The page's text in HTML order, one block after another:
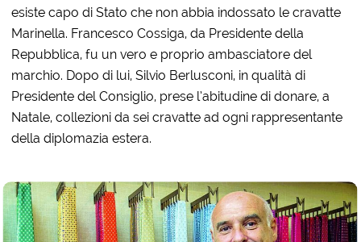
esiste capo di Stato che non abbia indossato le cravatte
Marinella. Francesco Cossiga, da Presidente della
Repubblica, fu un vero e proprio ambasciatore del
marchio. Dopo di lui, Silvio Berlusconi, in qualità di
Presidente del Consiglio, prese l’abitudine di donare, a
Natale, collezioni da sei cravatte ad ogni rappresentante
della diplomazia estera.